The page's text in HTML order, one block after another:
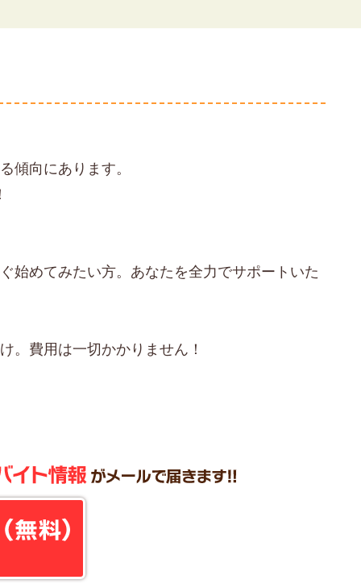
傾向にあります。
始めてみたい方。あなたを全力でサポートいた
。費用は一切かかりません！